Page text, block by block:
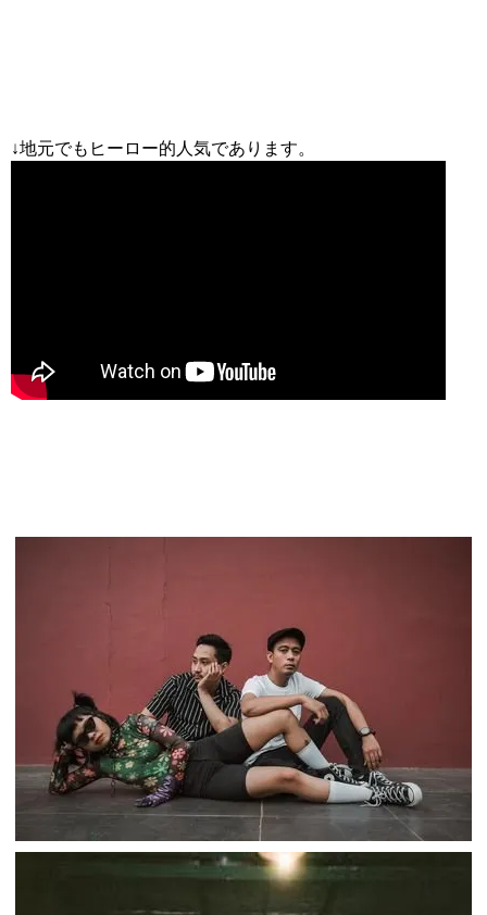
↓地元でもヒーロー的人気であります。